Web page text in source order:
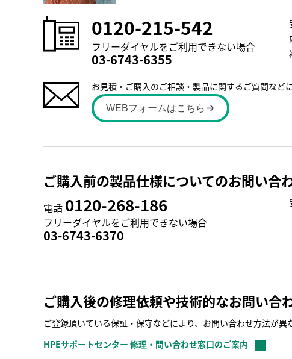
0120-215-542
フリーダイヤルをご利用できない場合
03-6743-6355
お見積・ご購入のご相談・製品に関するご質問など
WEBフォームはこちら
ご購入前の製品仕様についてのお問い合
電話 0120-268-186
フリーダイヤルをご利用できない場合
03-6743-6370
ご購入後の修理依頼や技術的なお問い合
ご登録頂いている保証・保守などにより、お問い合わせ方法が異
HPEサポートセンター 修理・問い合わせ窓口のご案内